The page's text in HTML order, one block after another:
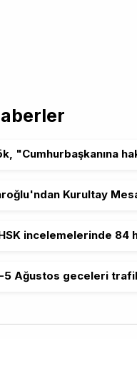
"Cumhurbaşkanına
Kurultay
incelemelerinde 84
Ağustos geceleri